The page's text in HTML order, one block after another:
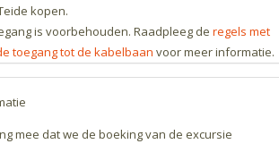
kopen.
is voorbehouden. Raadpleeg de regels met
toegang tot de kabelbaan voor meer informatie.
mee dat we de boeking van de excursie